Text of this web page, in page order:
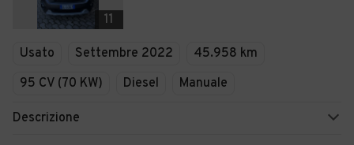
11
Usato Settembre 2022
45.958 km
95 CV (70 KW)
Diesel Manuale
Descrizione